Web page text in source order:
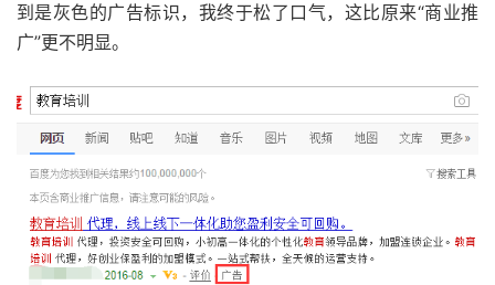
到是灰色的广告标识，我终于松了口气，这比原来“商业推
广”更不明显。